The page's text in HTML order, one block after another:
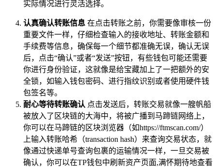
实际情况进行灵活选择。
认真确认转账信息 在点击转账之前，你需要像审核一份
重要文件一样，仔细检查输入的接收地址、转账金额和
手续费等信息，确保每一个细节都准确无误，确认无误
后，点击“确认”或者“发送”按钮，有些钱包可能还需要
你进行身份验证，这就像是给宝藏加上了一把额外的安
全锁，如输入钱包密码、进行指纹识别或者使用硬件钱
包签名等。
耐心等待转账确认 点击发送后，转账交易就像一艘帆船
被放入了区块链的大海中，将被广播到马蹄链网络上，
你可以在马蹄链的区块浏览器（如https://ftmscan.com/）
上输入转账哈希（transaction hash）来查询交易状态，就
像通过快递单号查询包裹的运输情况一样，一旦交易被
确认，你可以在TP钱包中刷新资产页面,满怀期待地查看